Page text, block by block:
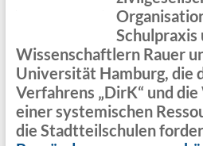
Schulpraxis
Wissenschaftlern Rauer
Universität Hamburg, die
Verfahrens „DirK“ und
einer systemischen
die Stadtteilschulen